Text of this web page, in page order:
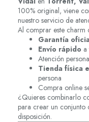
100% original, viene
nuestro servicio de
Al comprar este charm
Garantía
Envío rápido a
Atención
Tienda física
persona
Compra online
¿Quieres combinarlo
para crear un conjunto
disposición.